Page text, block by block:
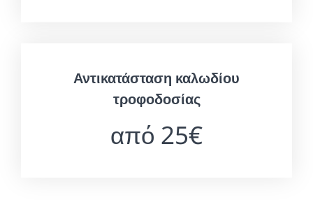
Αντικατάσταση καλωδίου
τροφοδοσίας
από 25€